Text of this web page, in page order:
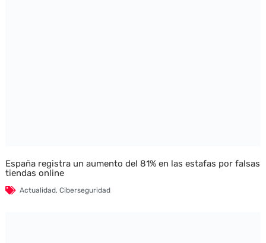
España registra un aumento del 81% en las estafas por falsas
tiendas online
Actualidad, Ciberseguridad